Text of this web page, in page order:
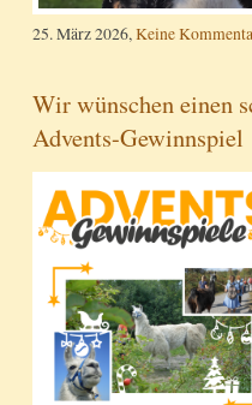
25. März 2026, Keine
Wir wünschen einen
Advents-Gewinnspiel